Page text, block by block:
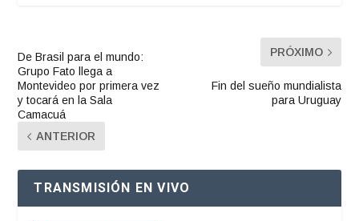
De Brasil para el mundo:
Grupo Fato llega a
Montevideo por primera vez
y tocará en la Sala
Camacuá
ANTERIOR
PRÓXIMO
Fin del sueño mundialista
para Uruguay
TRANSMISIÓN EN VIVO